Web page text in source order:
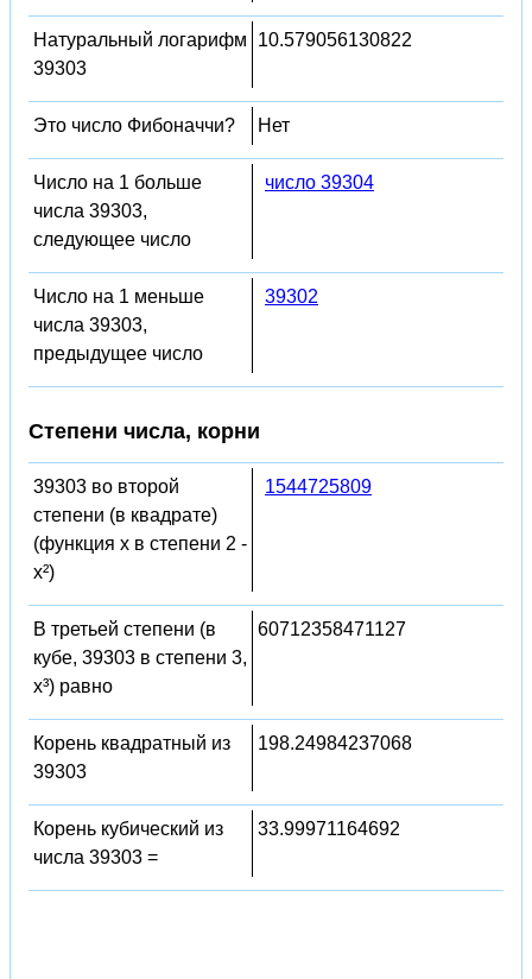
Натуральный логарифм
39303
10.579056130822
Это число Фибоначчи? Нет
Число на 1 больше
числа 39303,
следующее число
число 39304
Число на 1 меньше
числа 39303,
предыдущее число
39302
Степени числа, корни
39303 во второй
степени (в квадрате)
(функция x в степени 2 -
x²)
1544725809
В третьей степени (в
кубе, 39303 в степени 3,
x³) равно
60712358471127
Корень квадратный из
39303
198.24984237068
Корень кубический из
числа 39303 =
33.99971164692